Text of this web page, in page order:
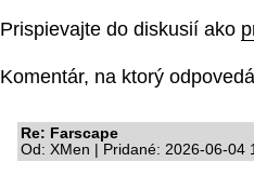
Prispievajte do diskusií ako
Komentár, na ktorý
Re: Farscape
Od: XMen | Pridané: 2026-06-04